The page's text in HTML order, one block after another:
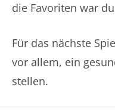
die Favoriten war
Für das nächste
vor allem, ein
stellen.